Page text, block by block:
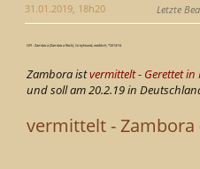
31.01.2019, 18h20 Letzte
GPI - Zambora (Zambora Rock), Greyhound, weiblich, *2013/14
Zambora istvermittelt - Gerettet
und soll am 20.2.19 in
vermittelt - Zambora